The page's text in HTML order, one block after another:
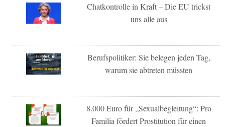
Chatkontrolle in Kraft – Die EU trickst
uns alle aus
Berufspolitiker: Sie belegen jeden Tag,
warum sie abtreten müssten
8.000 Euro für „Sexualbegleitung“: Pro
Familia fördert Prostitution für einen